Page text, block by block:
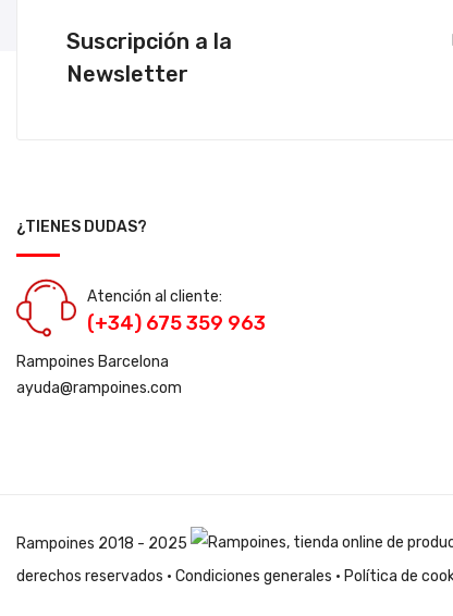
Suscripción a la
Newsletter
¿TIENES DUDAS?
Atención al cliente:
(+34) 675 359 963
Rampoines Barcelona
ayuda@rampoines.com
Rampoines 2018 - 2025
derechos reservados · Condiciones generales · Política de